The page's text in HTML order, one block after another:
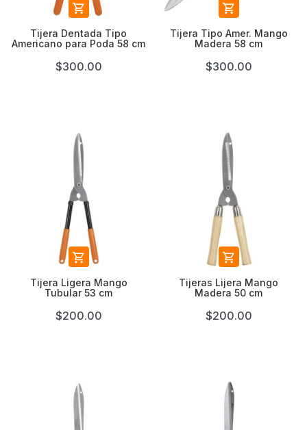

Tijera Dentada Tipo
Americano para Poda 58 cm
$300.00

Tijera Tipo Amer. Mango
Madera 58 cm
$300.00

Tijera Ligera Mango
Tubular 53 cm
$200.00

Tijeras Lijera Mango
Madera 50 cm
$200.00